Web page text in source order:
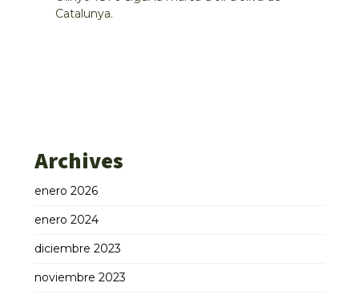
Catalunya.
Archives
enero 2026
enero 2024
diciembre 2023
noviembre 2023